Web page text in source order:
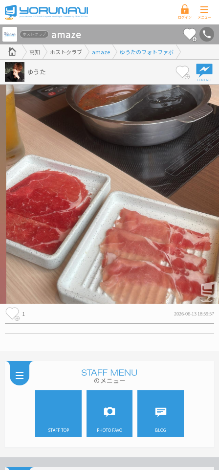
高
知
県
版
高知 ホストクラブ amaze ゆうたのフォトファボ
ホストクラブ amaze
ゆうた
1 2026-06-13 18:59:57
のメニュー
STAFF TOP PHOTO FAVO BLOG